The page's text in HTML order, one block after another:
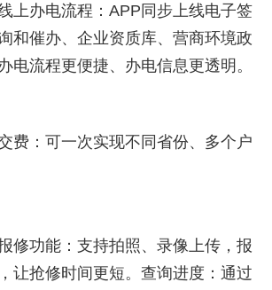
上办电流程：APP同步上线电子签
和催办、企业资质库、营商环境政
电流程更便捷、办电信息更透明。
费：可一次实现不同省份、多个户
修功能：支持拍照、录像上传，报
让抢修时间更短。查询进度：通过